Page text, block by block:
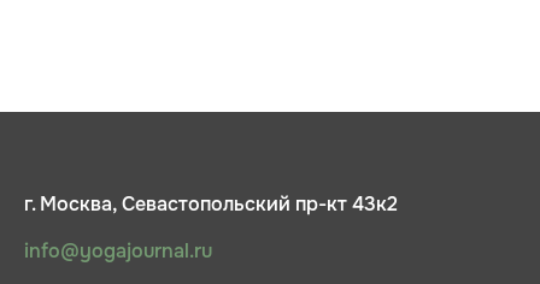
г. Москва, Севастопольский пр-кт 43к2
info@yogajournal.ru